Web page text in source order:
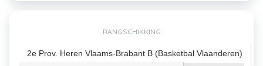
RANGSCHIKKING
2e Prov. Heren Vlaams-Brabant B (Basketbal Vlaanderen)